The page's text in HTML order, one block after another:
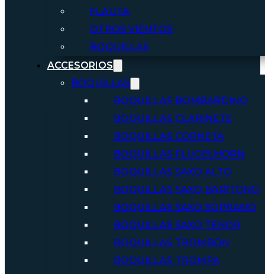
FLAUTA
OTROS VIENTOS
BOQUILLAS
ACCESORIOS
BOQUILLAS
BOQUILLAS BOMBARDINO
BOQUILLAS CLARINETE
BOQUILLAS CORNETA
BOQUILLAS FLUGELHORN
BOQUILLAS SAXO ALTO
BOQUILLAS SAXO BARÍTONO
BOQUILLAS SAXO SOPRANO
BOQUILLAS SAXO TENOR
BOQUILLAS TROMBÓN
BOQUILLAS TROMPA